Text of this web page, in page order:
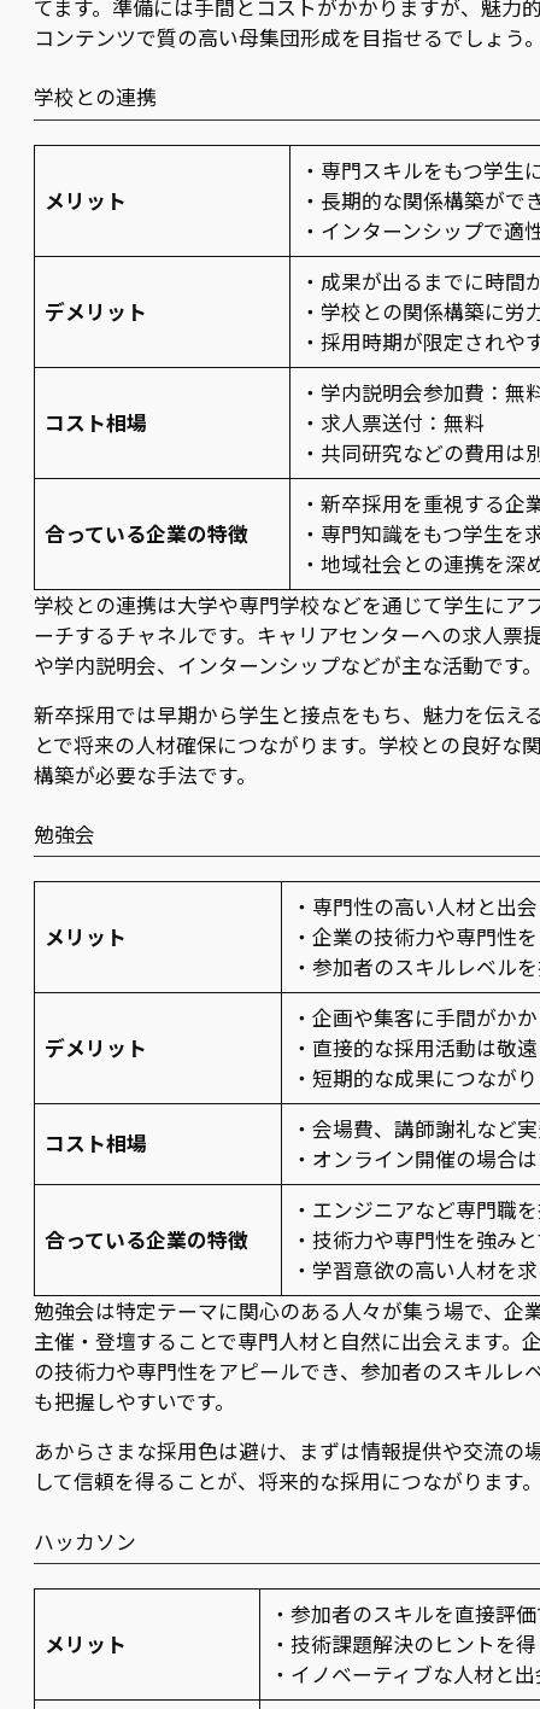
てます。準備には手間とコストがかかりますが、魅力
コンテンツで質の高い母集団形成を目指せるでしょう
学校との連携
メリット
・専門スキルをもつ学生
・長期的な関係構築がで
・インターンシップで適
デメリット
・成果が出るまでに時間
・学校との関係構築に労
・採用時期が限定されや
コスト相場
・学内説明会参加費：無
・求人票送付：無料
・共同研究などの費用は
合っている企業の特徴
・新卒採用を重視する企
・専門知識をもつ学生を
・地域社会との連携を深
学校との連携は大学や専門学校などを通じて学生にア
ーチするチャネルです。キャリアセンターへの求人票
や学内説明会、インターンシップなどが主な活動です
新卒採用では早期から学生と接点をもち、魅力を伝え
とで将来の人材確保につながります。学校との良好な
構築が必要な手法です。
勉強会
メリット
・専門性の高い人材と出
・企業の技術力や専門性
・参加者のスキルレベル
デメリット
・企画や集客に手間がか
・直接的な採用活動は敬
・短期的な成果につなが
コスト相場
・会場費、講師謝礼など
・オンライン開催の場合
合っている企業の特徴
・エンジニアなど専門職
・技術力や専門性を強み
・学習意欲の高い人材を
勉強会は特定テーマに関心のある人々が集う場で、企
主催・登壇することで専門人材と自然に出会えます。
の技術力や専門性をアピールでき、参加者のスキルレ
も把握しやすいです。
あからさまな採用色は避け、まずは情報提供や交流の
して信頼を得ることが、将来的な採用につながります
ハッカソン
メリット
・参加者のスキルを直接評
・技術課題解決のヒントを
・イノベーティブな人材と